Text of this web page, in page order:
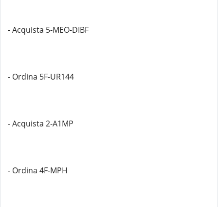
- Acquista 5-MEO-DIBF
- Ordina 5F-UR144
- Acquista 2-A1MP
- Ordina 4F-MPH